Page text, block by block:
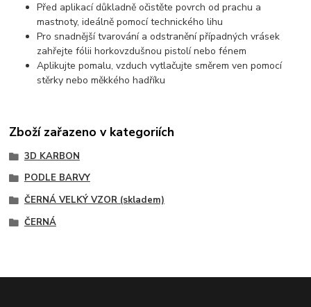
Před aplikací důkladně očistěte povrch od prachu a
mastnoty, ideálně pomocí technického lihu
Pro snadnější tvarování a odstranění případných vrásek
zahřejte fólii horkovzdušnou pistolí nebo fénem
Aplikujte pomalu, vzduch vytlačujte směrem ven pomocí
stěrky nebo měkkého hadříku
Zboží zařazeno v kategoriích
3D KARBON
PODLE BARVY
ČERNÁ VELKÝ VZOR (skladem)
ČERNÁ